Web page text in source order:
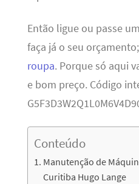
Então ligue ou passe
faça já o seu
roupa. Porque só aqui
e bom preço. Código
Conteúdo
Manutenção de
Curitiba Hugo Lange